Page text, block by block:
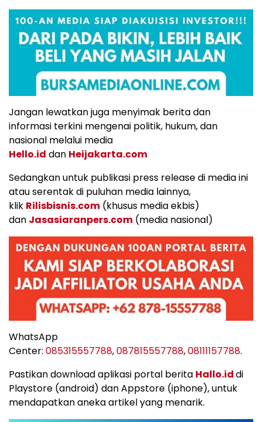
Jangan lewatkan juga menyimak berita dan
informasi terkini mengenai politik, hukum, dan
nasional melalui media
Hello.id dan Heijakarta.com
Sedangkan untuk publikasi press release di media ini
atau serentak di puluhan media lainnya,
klik Rilisbisnis.com (khusus media ekbis)
dan Jasasiaranpers.com (media nasional)
WhatsApp
Center: 085315557788,087815557788,08111157788.
Pastikan download aplikasi portal berita Hallo.iddi
Playstore (android) dan Appstore (iphone), untuk
mendapatkan aneka artikel yang menarik.